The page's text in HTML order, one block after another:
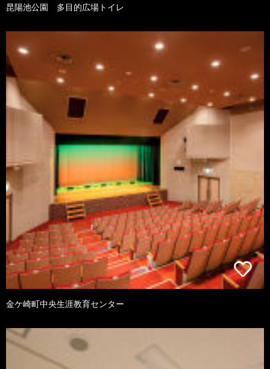
昆陽池公園 多目的広場トイレ
金ケ崎町中央生涯教育センター